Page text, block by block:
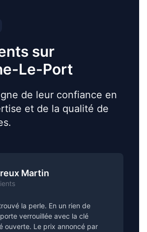
sur
Le-Port
de leur confiance en
et de la qualité de
Martin
la perle. En un rien de
verrouillée avec la clé
ouverte. Le prix annoncé par